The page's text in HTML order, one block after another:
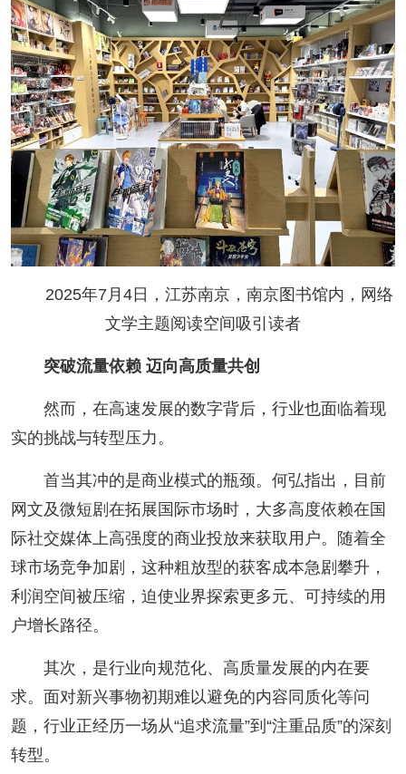
2025年7月4日，江苏南京，南京图书馆内，网络
文学主题阅读空间吸引读者
突破流量依赖 迈向高质量共创
然而，在高速发展的数字背后，行业也面临着现
实的挑战与转型压力。
首当其冲的是商业模式的瓶颈。何弘指出，目前
网文及微短剧在拓展国际市场时，大多高度依赖在国
际社交媒体上高强度的商业投放来获取用户。随着全
球市场竞争加剧，这种粗放型的获客成本急剧攀升，
利润空间被压缩，迫使业界探索更多元、可持续的用
户增长路径。
其次，是行业向规范化、高质量发展的内在要
求。面对新兴事物初期难以避免的内容同质化等问
题，行业正经历一场从“追求流量”到“注重品质”的深刻
转型。